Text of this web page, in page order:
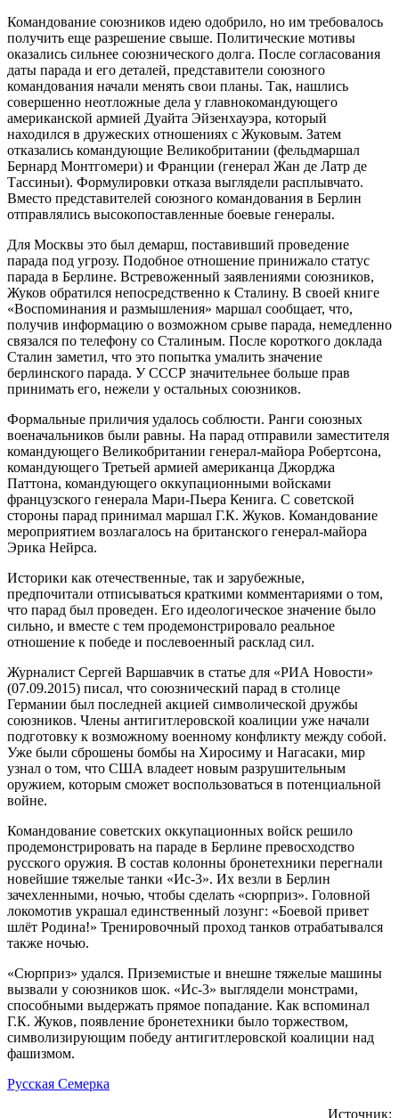
Командование союзников идею одобрило, но им требовалось
получить еще разрешение свыше. Политические мотивы
оказались сильнее союзнического долга. После согласования
даты парада и его деталей, представители союзного
командования начали менять свои планы. Так, нашлись
совершенно неотложные дела у главнокомандующего
американской армией Дуайта Эйзенхауэра, который
находился в дружеских отношениях с Жуковым. Затем
отказались командующие Великобритании (фельдмаршал
Бернард Монтгомери) и Франции (генерал Жан де Латр де
Тассиньи). Формулировки отказа выглядели расплывчато.
Вместо представителей союзного командования в Берлин
отправлялись высокопоставленные боевые генералы.
Для Москвы это был демарш, поставивший проведение
парада под угрозу. Подобное отношение принижало статус
парада в Берлине. Встревоженный заявлениями союзников,
Жуков обратился непосредственно к Сталину. В своей книге
«Воспоминания и размышления» маршал сообщает, что,
получив информацию о возможном срыве парада, немедленно
связался по телефону со Сталиным. После короткого доклада
Сталин заметил, что это попытка умалить значение
берлинского парада. У СССР значительнее больше прав
принимать его, нежели у остальных союзников.
Формальные приличия удалось соблюсти. Ранги союзных
военачальников были равны. На парад отправили заместителя
командующего Великобритании генерал-майора Робертсона,
командующего Третьей армией американца Джорджа
Паттона, командующего оккупационными войсками
французского генерала Мари-Пьера Кенига. С советской
стороны парад принимал маршал Г.К. Жуков. Командование
мероприятием возлагалось на британского генерал-майора
Эрика Нейрса.
Историки как отечественные, так и зарубежные,
предпочитали отписываться краткими комментариями о том,
что парад был проведен. Его идеологическое значение было
сильно, и вместе с тем продемонстрировало реальное
отношение к победе и послевоенный расклад сил.
Журналист Сергей Варшавчик в статье для «РИА Новости»
(07.09.2015) писал, что союзнический парад в столице
Германии был последней акцией символической дружбы
союзников. Члены антигитлеровской коалиции уже начали
подготовку к возможному военному конфликту между собой.
Уже были сброшены бомбы на Хиросиму и Нагасаки, мир
узнал о том, что США владеет новым разрушительным
оружием, которым сможет воспользоваться в потенциальной
войне.
Командование советских оккупационных войск решило
продемонстрировать на параде в Берлине превосходство
русского оружия. В состав колонны бронетехники перегнали
новейшие тяжелые танки «Ис-3». Их везли в Берлин
зачехленными, ночью, чтобы сделать «сюрприз». Головной
локомотив украшал единственный лозунг: «Боевой привет
шлёт Родина!» Тренировочный проход танков отрабатывался
также ночью.
«Сюрприз» удался. Приземистые и внешне тяжелые машины
вызвали у союзников шок. «Ис-3» выглядели монстрами,
способными выдержать прямое попадание. Как вспоминал
Г.К. Жуков, появление бронетехники было торжеством,
символизирующим победу антигитлеровской коалиции над
фашизмом.
Русская Семерка
Источник: